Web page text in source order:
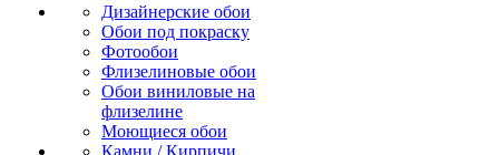
Дизайнерские обои
Обои под покраску
Фотообои
Флизелиновые обои
Обои виниловые на
флизелине
Моющиеся обои
Камни / Кирпичи